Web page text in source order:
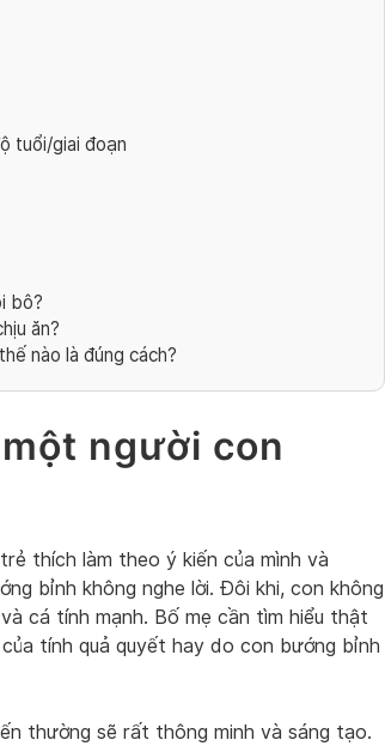
tuổi/giai đoạn
bô?
ăn?
nào là đúng cách?
người con
thích làm theo ý kiến của mình và
bỉnh không nghe lời. Đôi khi, con không
cá tính mạnh. Bố mẹ cần tìm hiểu thật
tính quả quyết hay do con bướng bỉnh
thường sẽ rất thông minh và sáng tạo.